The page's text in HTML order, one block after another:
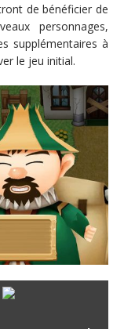
de bénéficier de
personnages,
supplémentaires à
le jeu initial.